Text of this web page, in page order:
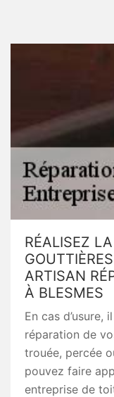
RÉALISEZ
ARTISAN
À BLESMES
En cas
réparation de
trouée, percée
pouvez faire
entreprise de